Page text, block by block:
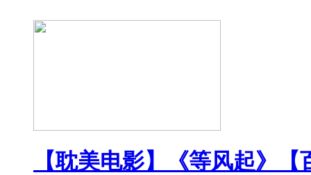
【耽美电影】《等风起》【